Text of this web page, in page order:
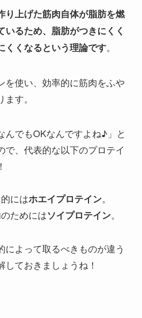
り上げた筋肉自体が脂肪を燃
いるため、脂肪がつきにくく
くくなるという理論です。
を使い、効率的に筋肉をふや
す。
んでもOKなんですよね♪」と
で、代表的な以下のプロテイ
にはホエイプロテイン。
ためにはソイプロテイン。
によって取るべきものが違う
ておきましょうね！